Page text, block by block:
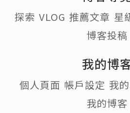
探索 VLOG 推薦文章 星
博客投稿
我的博
個人頁面 帳戶設定 我
我的博客